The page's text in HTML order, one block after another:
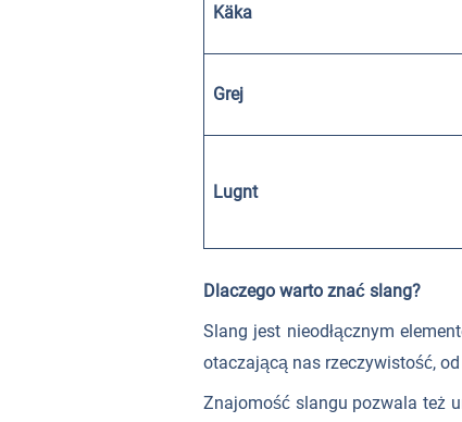
Käka
Grej
Lugnt
Dlaczego warto znać slang?
Slang jest nieodłącznym
otaczającą nas rzeczywistość,
Znajomość slangu pozwala też